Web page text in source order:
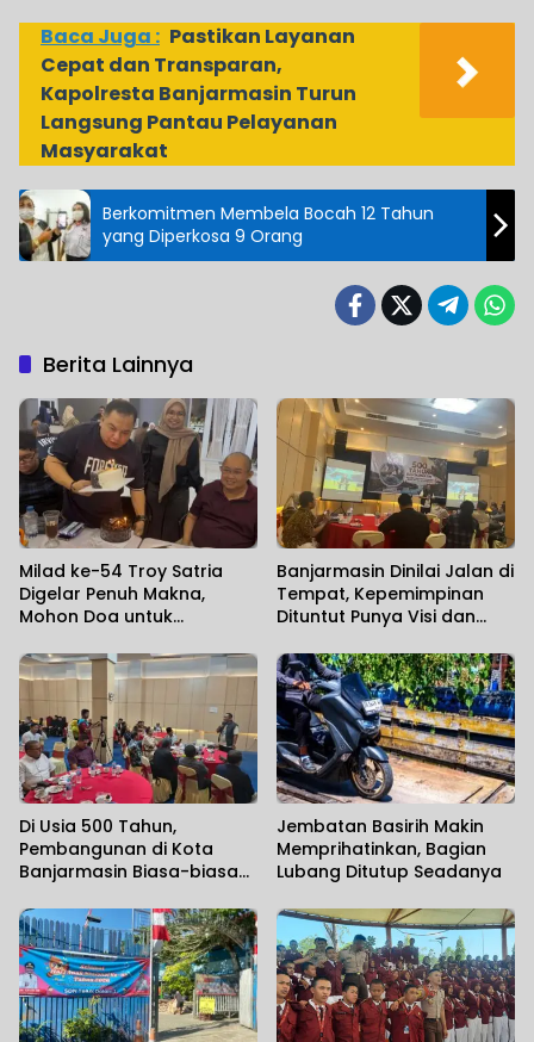
Baca Juga : Pastikan Layanan
Cepat dan Transparan,
Kapolresta Banjarmasin Turun
Langsung Pantau Pelayanan
Masyarakat
Berkomitmen Membela Bocah 12 Tahun
yang Diperkosa 9 Orang
Berita Lainnya
Milad ke-54 Troy Satria
Digelar Penuh Makna,
Mohon Doa untuk
Post
Banjarmasin Dinilai Jalan di
Tempat, Kepemimpinan
Dituntut Punya Visi dan
Di Usia 500 Tahun,
Pembangunan di Kota
Banjarmasin Biasa-biasa
Jembatan Basirih Makin
Memprihatinkan, Bagian
Lubang Ditutup Seadanya